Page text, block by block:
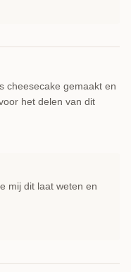
cheesecake gemaakt en
het delen van dit
mij dit laat weten en